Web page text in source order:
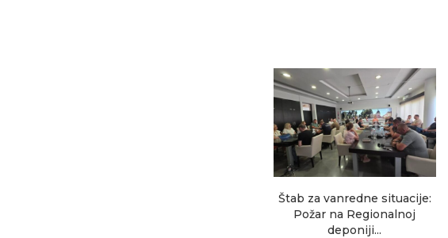
Štab za vanredne situacije:
Požar na Regionalnoj
deponiji...